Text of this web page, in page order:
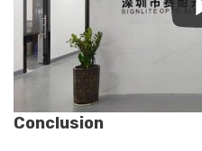
Conclusion